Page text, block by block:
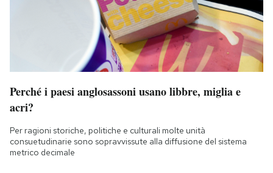
Perché i paesi anglosassoni usano libbre, miglia e
acri?
Per ragioni storiche, politiche e culturali molte unità
consuetudinarie sono sopravvissute alla diffusione del sistema
metrico decimale